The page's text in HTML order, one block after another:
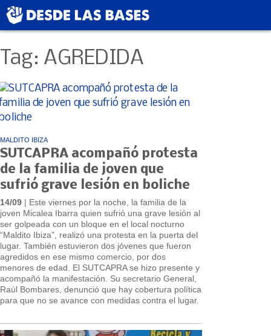
Tag: AGREDIDA
MALDITO IBIZA
SUTCAPRA acompañó protesta
de la familia de joven que
sufrió grave lesión en boliche
14/09 | Este viernes por la noche, la familia de la
joven Micalea Ibarra quien sufrió una grave lesión al
ser golpeada con un bloque en el local nocturno
“Maldito Ibiza”, realizó una protesta en la puerta del
lugar. También estuvieron dos jóvenes que fueron
agredidos en ese mismo comercio, por dos
menores de edad. El SUTCAPRA se hizo presente y
acompañó la manifestación. Su secretario General,
Raúl Bombares, denunció que hay cobertura política
para que no se avance con medidas contra el lugar.